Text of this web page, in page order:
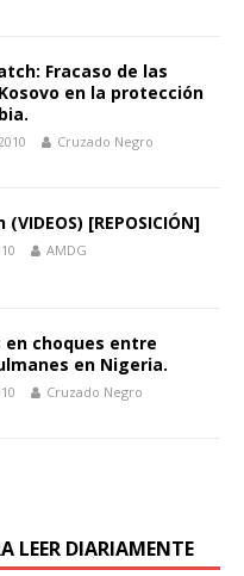
Fracaso de las
en la protección
Cruzado Negro
[REPOSICIÓN]
AMDG
en choques entre
en Nigeria.
Cruzado Negro
LEER DIARIAMENTE